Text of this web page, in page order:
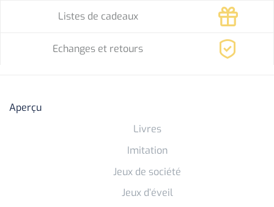
Listes de cadeaux
Echanges et retours
Aperçu
Livres
Imitation
Jeux de société
Jeux d’éveil